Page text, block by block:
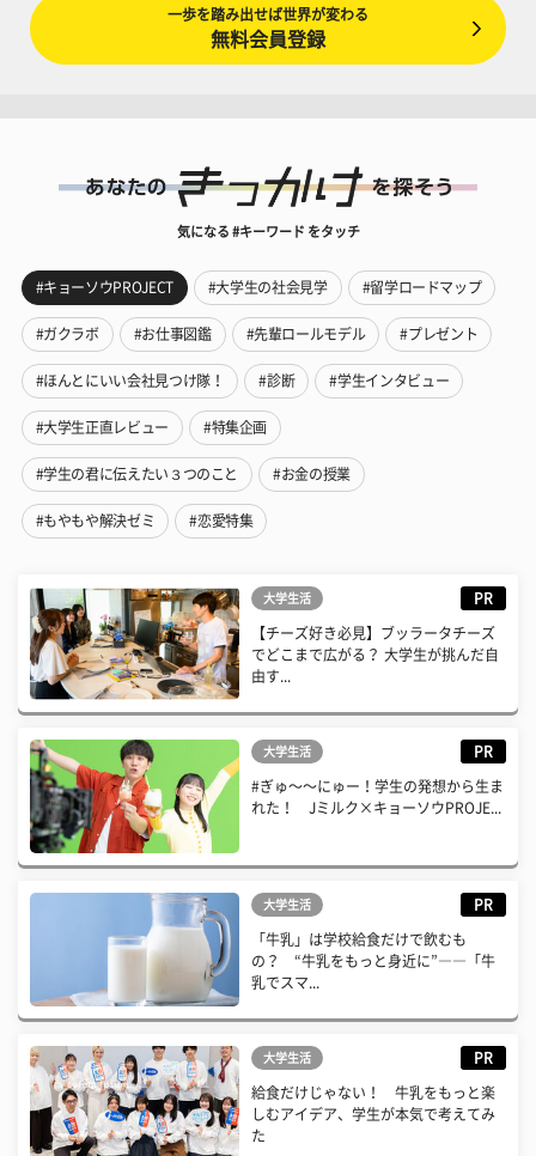
一歩を踏み出せば世界が変わる
無料会員登録
気になる #キーワード をタッチ
#キョーソウPROJECT #大学生の社会見学 #留学ロードマップ
#ガクラボ #お仕事図鑑 #先輩ロールモデル #プレゼント
#ほんとにいい会社見つけ隊！ #診断 #学生インタビュー
#大学生正直レビュー #特集企画
#学生の君に伝えたい３つのこと #お金の授業
#もやもや解決ゼミ #恋愛特集
大学生活 PR
【チーズ好き必見】ブッラータチーズ
でどこまで広がる？ 大学生が挑んだ自
由す...
大学生活 PR
#ぎゅ〜〜にゅー！学生の発想から生ま
れた！ Jミルク×キョーソウPROJE...
大学生活 PR
「牛乳」は学校給食だけで飲むも
の？ “牛乳をもっと身近に”――「牛
乳でスマ...
大学生活 PR
給食だけじゃない！ 牛乳をもっと楽
しむアイデア、学生が本気で考えてみ
た